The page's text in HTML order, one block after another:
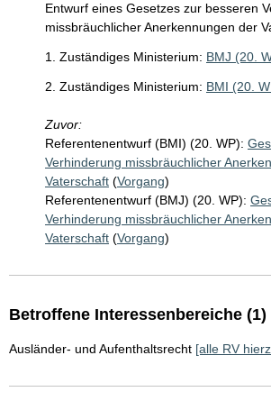
Entwurf eines Gesetzes zur besseren
missbräuchlicher Anerkennungen der
1. Zuständiges Ministerium: BMJ (20.
2. Zuständiges Ministerium: BMI (20.
Zuvor:
Referentenentwurf (BMI) (20. WP):
Verhinderung missbräuchlicher
Vaterschaft (Vorgang)
Referentenentwurf (BMJ) (20. WP):
Verhinderung missbräuchlicher
Vaterschaft (Vorgang)
Betroffene Interessenbereiche (1)
Ausländer- und Aufenthaltsrecht [alle RV